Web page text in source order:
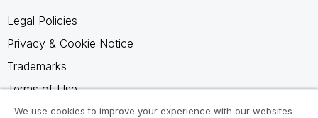
Legal Policies
Privacy & Cookie Notice
Trademarks
Terms of Use
Legal Agreements
We use cookies to improve your experience with our websites